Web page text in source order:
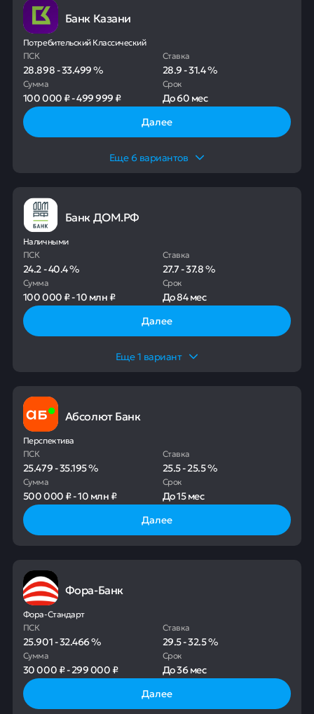
Банк Казани
Потребительский Классический
ПСК
28.898-33.499%
Ставка
28.9-31.4%
Сумма
100 000 ₽-499 999 ₽
Срок
До60 мес
Далее
Еще6 вариантов
Банк ДОМ.РФ
Наличными
ПСК
24.2-40.4%
Ставка
27.7-37.8%
Сумма
100 000 ₽-10 млн ₽
Срок
До84 мес
Далее
Еще1 вариант
Абсолют Банк
Перспектива
ПСК
25.479-35.195%
Ставка
25.5-25.5%
Сумма
500 000 ₽-10 млн ₽
Срок
До15 мес
Далее
Фора-Банк
Фора-Стандарт
ПСК
25.901-32.466%
Ставка
29.5-32.5%
Сумма
30 000 ₽-299 000 ₽
Срок
До36 мес
Далее